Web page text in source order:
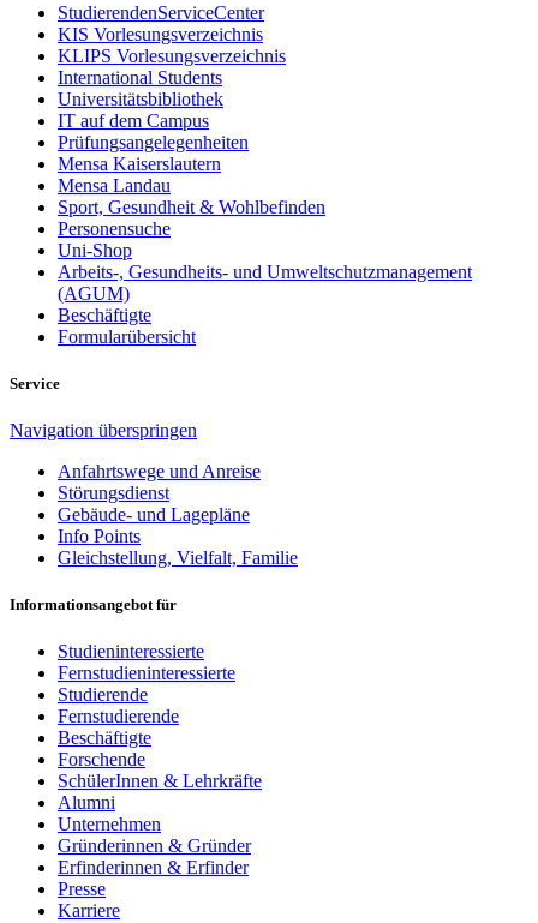
StudierendenServiceCenter
KIS Vorlesungsverzeichnis
KLIPS Vorlesungsverzeichnis
International Students
Universitätsbibliothek
IT auf dem Campus
Prüfungsangelegenheiten
Mensa Kaiserslautern
Mensa Landau
Sport, Gesundheit & Wohlbefinden
Personensuche
Uni-Shop
Arbeits-, Gesundheits- und Umweltschutzmanagement
(AGUM)
Beschäftigte
Formularübersicht
Service
Navigation überspringen
Anfahrtswege und Anreise
Störungsdienst
Gebäude- und Lagepläne
Info Points
Gleichstellung, Vielfalt, Familie
Informationsangebot für
Studieninteressierte
Fernstudieninteressierte
Studierende
Fernstudierende
Beschäftigte
Forschende
SchülerInnen & Lehrkräfte
Alumni
Unternehmen
Gründerinnen & Gründer
Erfinderinnen & Erfinder
Presse
Karriere